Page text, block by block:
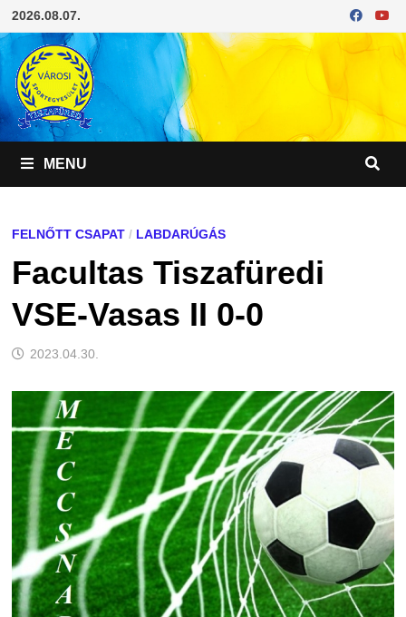
Skip
to
content
2026.08.07.
MENU
FELNŐTT CSAPAT/ LABDARÚGÁS
Facultas Tiszafüredi
VSE-Vasas II 0-0
2023.04.30.